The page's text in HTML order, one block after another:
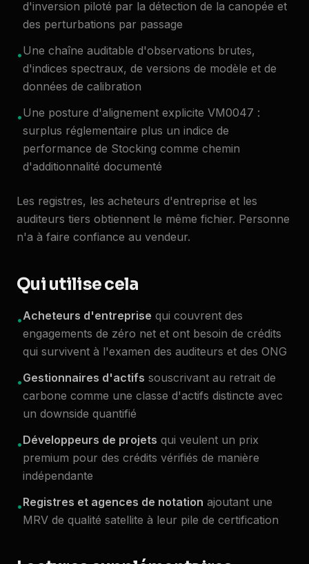
d'inversion piloté par la détection de la canopée et
des perturbations par passage
•Une chaîne auditable d'observations brutes,
d'indices spectraux, de versions de modèle et de
données de calibration
•Une posture d'alignement explicite VM0047 :
surplus réglementaire plus un indice de
performance de Stocking comme chemin
d'additionnalité documenté
Les registres, les acheteurs d'entreprise et les
auditeurs tiers obtiennent le même fichier. Personne
n'a à faire confiance au vendeur.
Qui utilise cela
•Acheteurs d'entreprise qui couvrent des
engagements de zéro net et ont besoin de crédits
qui survivent à l'examen des auditeurs et des ONG
•Gestionnaires d'actifs souscrivant au retrait de
carbone comme une classe d'actifs distincte avec
un downside quantifié
•Développeurs de projets qui veulent un prix
premium pour des crédits vérifiés de manière
indépendante
•Registres et agences de notation ajoutant une
MRV de qualité satellite à leur pile de certification